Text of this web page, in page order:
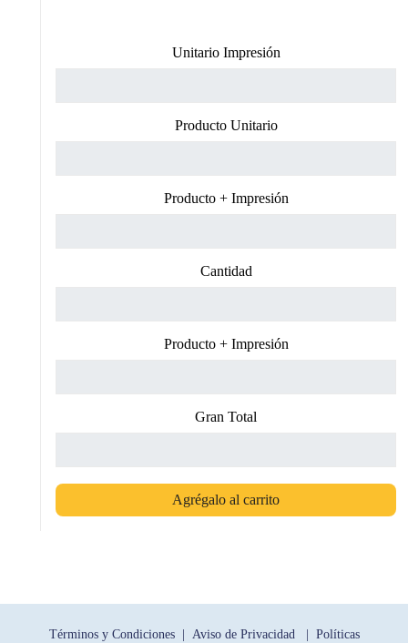
Unitario Impresión
Producto Unitario
Producto + Impresión
Cantidad
Producto + Impresión
Gran Total
Agrégalo al carrito
Términos y Condiciones | Aviso de Privacidad | Políticas